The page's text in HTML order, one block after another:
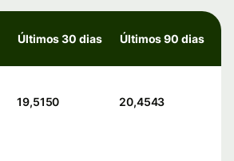
Últimos 30 dias Últimos 90 dias
19,5150 20,4543